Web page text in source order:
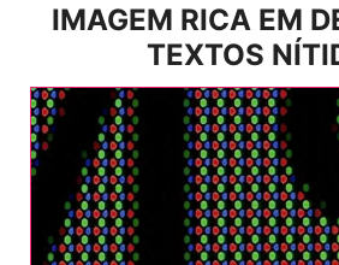
IMAGEM RICA EM
TEXTOS